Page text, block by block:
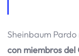
Sheinbaum
con miembros del